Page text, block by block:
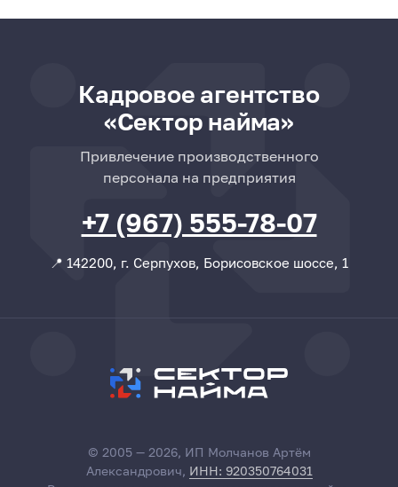
© 2005 — 2026, ИП Молчанов Артём
Александрович, ИНН: 920350764031
+7 (967) 555-78-07
📍 142200, г. Серпухов, Борисовское шоссе, 1
Привлечение производственного
персонала на предприятия
Кадровое агентство
«Сектор найма»